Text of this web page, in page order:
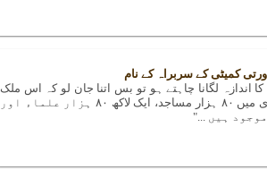
کمیٹی کے سربراہ کے نام
اندازہ لگانا چاہتے ہو تو بس اتنا جان لو کہ اس ملک
(ایران) میں ساڑھے تین کروڑ کی آبادی میں ۸۰ ہزار مساجد، ایک لاکھ ۸۰ ہزار علماء اور
ہیں ..."